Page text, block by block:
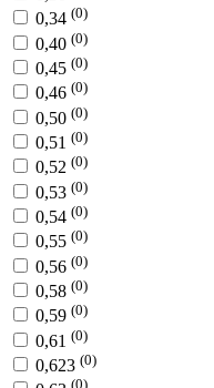
0,34 (0)
0,40 (0)
0,45 (0)
0,46 (0)
0,50 (0)
0,51 (0)
0,52 (0)
0,53 (0)
0,54 (0)
0,55 (0)
0,56 (0)
0,58 (0)
0,59 (0)
0,61 (0)
0,623 (0)
(0)